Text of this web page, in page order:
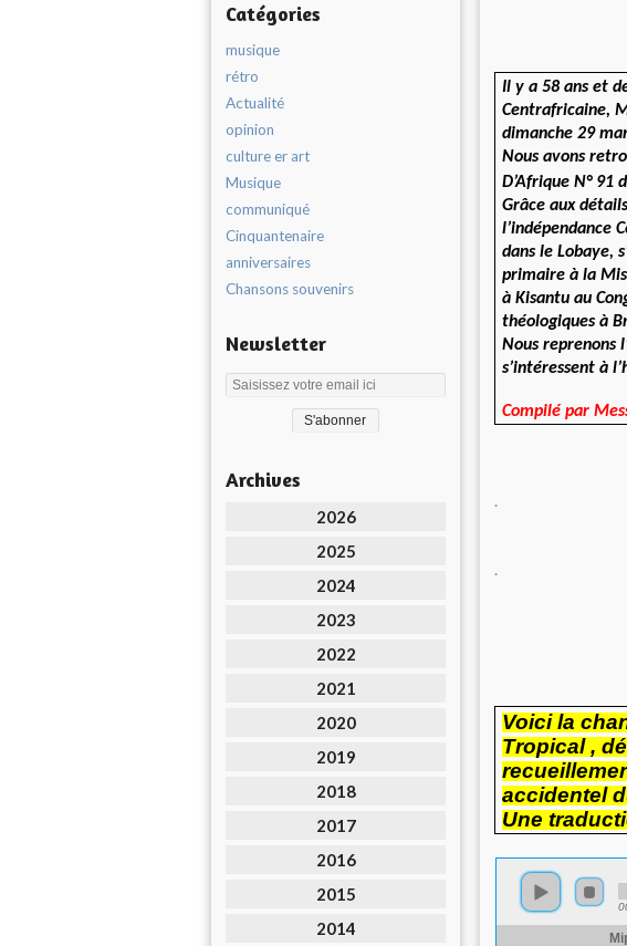
Catégories
musique
rétro
Actualité
opinion
culture er art
Musique
communiqué
Cinquantenaire
anniversaires
Chansons souvenirs
Newsletter
Archives
2026
2025
2024
2023
2022
2021
2020
2019
2018
2017
2016
2015
2014
Il y a 58 ans et
Centrafricaine,
dimanche 29
Nous avons
D’Afrique N° 91
Grâce aux
l’indépendance
dans le Lobaye,
primaire à la
à Kisantu au
théologiques à
Nous reprenons
s’intéressent à
Compilé par
.
.
Voici la
Tropical ,
accidentel
Une